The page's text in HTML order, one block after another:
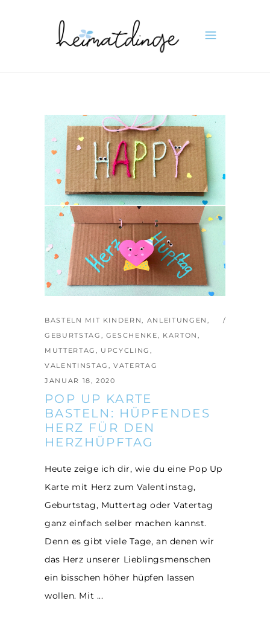
BASTELN MIT KINDERN, ANLEITUNGEN ,
GEBURTSTAG , GESCHENKE, KARTON ,
MUTTERTAG , UPCYCLING,
VALENTINSTAG ,VATERTAG
JANUAR 18, 2020
POP UP KARTE
BASTELN: HÜPFENDES
HERZ FÜR DEN
HERZHÜPFTAG
Heute zeige ich dir, wie du eine Pop Up
Karte mit Herz zum Valentinstag,
Geburtstag, Muttertag oder Vatertag
ganz einfach selber machen kannst.
Denn es gibt viele Tage, an denen wir
das Herz unserer Lieblingsmenschen
ein bisschen höher hüpfen lassen
wollen. Mit